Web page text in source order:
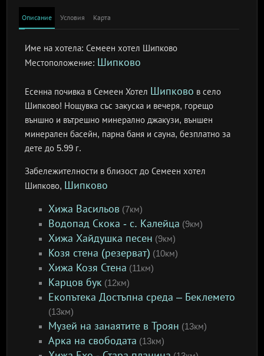
Описание Условия Карта
Име на хотела:Семеен хотел Шипково
Местоположение: Шипково
Есенна почивка в Семеен Хотел Шипково в село
Шипково! Нощувка със закуска и вечеря, горещо
външно и вътрешно минерално джакузи, външен
минерален басейн, парна баня и сауна, безплатно за
дете до 5.99 г.
Забележителности в близост до Семеен хотел
Шипково, Шипково
Хижа Васильов (7км)
Водопад Скока - с. Калейца (9км)
Хижа Хайдушка песен (9км)
Козя стена (резерват) (10км)
Хижа Козя Стена (11км)
Карцов бук (12км)
Екопътека Достъпна среда – Беклемето
(13км)
Музей на занаятите в Троян (13км)
Арка на свободата (13км)